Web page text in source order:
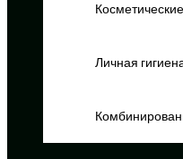
Личная